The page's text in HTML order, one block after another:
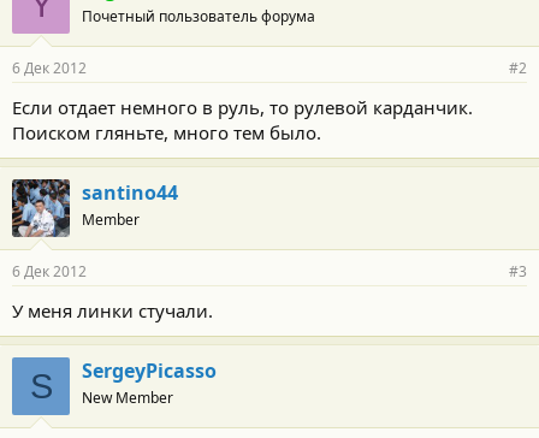
Почетный пользователь форума
6 Дек 2012 #2
Если отдает немного в руль, то рулевой карданчик.
Поиском гляньте, много тем было.
santino44
Member
6 Дек 2012 #3
У меня линки стучали.
S SergeyPicasso
New Member